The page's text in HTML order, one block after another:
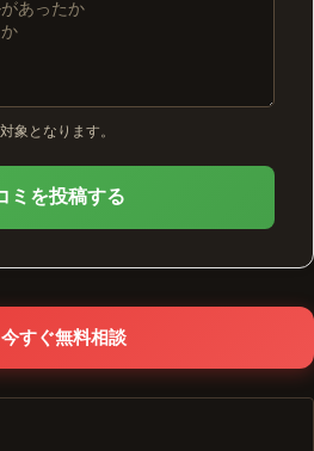
象となります。
ミを投稿する
今すぐ無料相談